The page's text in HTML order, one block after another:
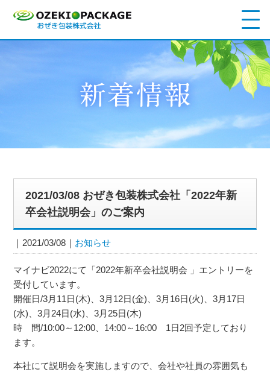
2021/03/08 おぜき包装株式会社「2022年新
卒会社説明会」のご案内
2021/03/08 お知らせ
マイナビ2022にて「2022年新卒会社説明会 」エントリーを
受付しています。
開催日/3月11日(木)、3月12日(金)、3月16日(火)、3月17日
(水)、3月24日(水)、3月25日(木)
時 間/10:00～12:00、14:00～16:00 1日2回予定しており
ます。
本社にて説明会を実施しますので、会社や社員の雰囲気も